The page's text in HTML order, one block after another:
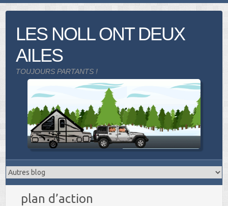
LES NOLL ONT DEUX
AILES
TOUJOURS PARTANTS !
plan d’action